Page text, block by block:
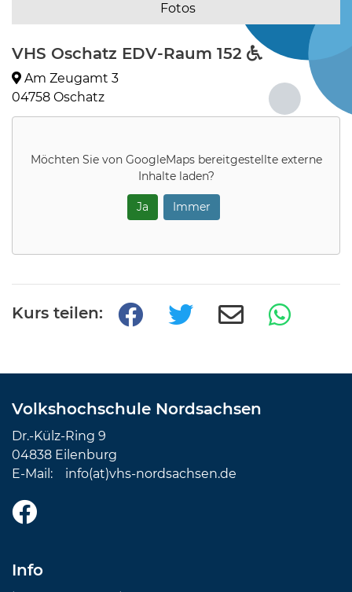
Fotos
VHS Oschatz EDV-Raum 152
Am Zeugamt 3
04758 Oschatz
Möchten Sie von GoogleMapsbereitgestellte externe
Inhalte laden?
Ja Immer
Kurs teilen:
Volkshochschule Nordsachsen
Dr.-Külz-Ring 9
04838 Eilenburg
E-Mail: info(at)vhs-nordsachsen.de
Info